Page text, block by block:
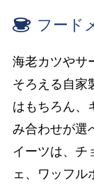
フード
海老カツやサ
そろえる自家
はもちろん、
み合わせが選
イーツは、チ
ェ、ワッフル